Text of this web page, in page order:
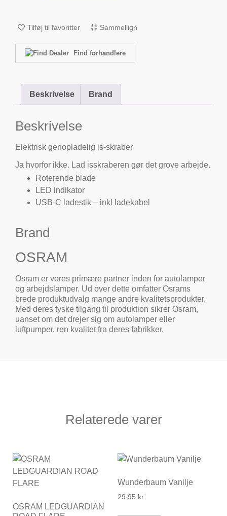
Tilføj til favoritter Sammellign
Find forhandlere
Beskrivelse Brand
Beskrivelse
Elektrisk genopladelig is-skraber
Ja hvorfor ikke. Lad isskraberen gør det grove arbejde.
Roterende blade
LED indikator
USB-C ladestik – inkl ladekabel
Brand
OSRAM
Osram er vores primære partner inden for autolamper
og arbejdslamper. Ud over dette omfatter Osrams
brede produktudvalg mange andre kvalitetsprodukter.
Med deres tyske tilgang til produktion sikrer Osram,
uanset om det drejer sig om autolamper eller
luftpumper, ren kvalitet fra deres fabrikker.
Relaterede varer
OSRAM LEDGUARDIAN
Wunderbaum Vanilje
29,95 kr.